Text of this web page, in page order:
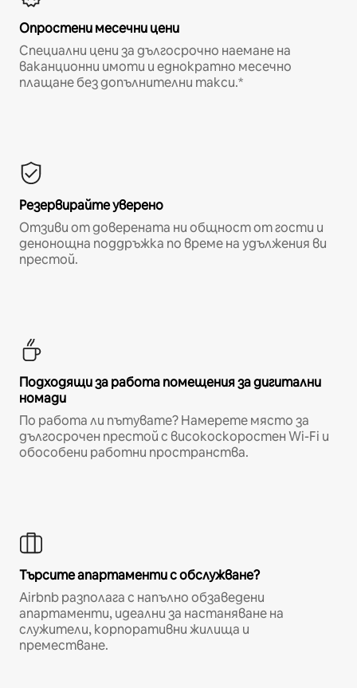
Опростени месечни цени
Специални цени за дългосрочно наемане на
ваканционни имоти и еднократно месечно
плащане без допълнителни такси.*
Резервирайте уверено
Отзиви от доверената ни общност от гости и
денонощна поддръжка по време на удължения ви
престой.
Подходящи за работа помещения за дигитални
номади
По работа ли пътувате? Намерете място за
дългосрочен престой с високоскоростен Wi-Fi и
обособени работни пространства.
Търсите апартаменти с обслужване?
Airbnb разполага с напълно обзаведени
апартаменти, идеални за настаняване на
служители, корпоративни жилища и
преместване.